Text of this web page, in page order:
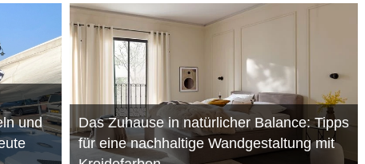
und
Das Zuhause in natürlicher Balance: Tipps
für eine nachhaltige Wandgestaltung mit